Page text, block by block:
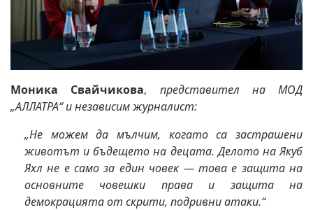
Моника Свайчикова, представител на МОД
„АЛЛАТРА“ и независим журналист:
„Не можем да мълчим, когато са застрашени
животът и бъдещето на децата. Делото на Якуб
Яхл не е само за един човек — това е защита на
основните човешки права и защита на
демокрацията от скрити, подривни атаки.“